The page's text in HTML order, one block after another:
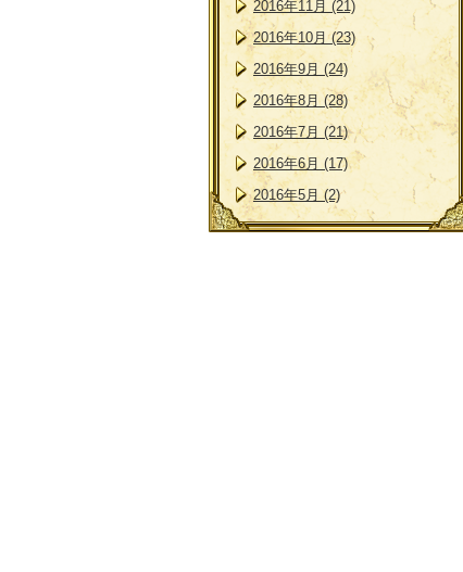
2016年11月 (21)
2016年10月 (23)
2016年9月 (24)
2016年8月 (28)
2016年7月 (21)
2016年6月 (17)
2016年5月 (2)